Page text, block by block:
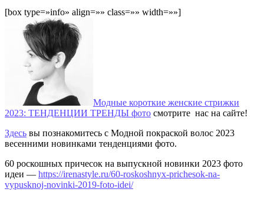
[box type=»info» align=»» class=»» width=»»]
Модные короткие женские стрижки
2023: ТЕНДЕНЦИИ ТРЕНДЫ фото смотрите нас на сайте!
Здесь вы познакомитесь с Модной покраской волос 2023
весенними новинками тенденциями фото.
60 роскошных причесок на выпускной новинки 2023 фото
идеи — https://irenastyle.ru/60-roskoshnyx-prichesok-na-
vypusknoj-novinki-2019-foto-idei/